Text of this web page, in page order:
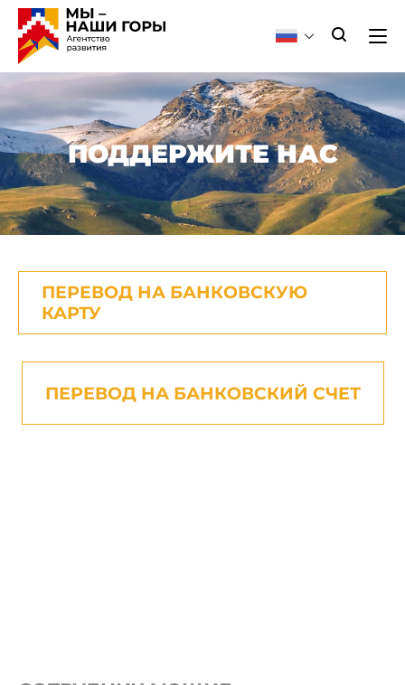
ПОДДЕРЖИТЕ НАС
ПЕРЕВОД НА БАНКОВСКУЮ
КАРТУ
ПЕРЕВОД НА БАНКОВСКИЙ СЧЕТ